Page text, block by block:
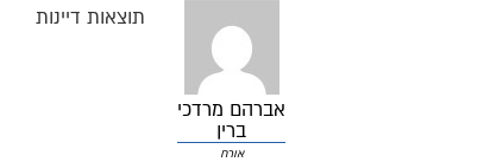
אברהם מרדכי
ברין
אורח
תוצאות דיינות